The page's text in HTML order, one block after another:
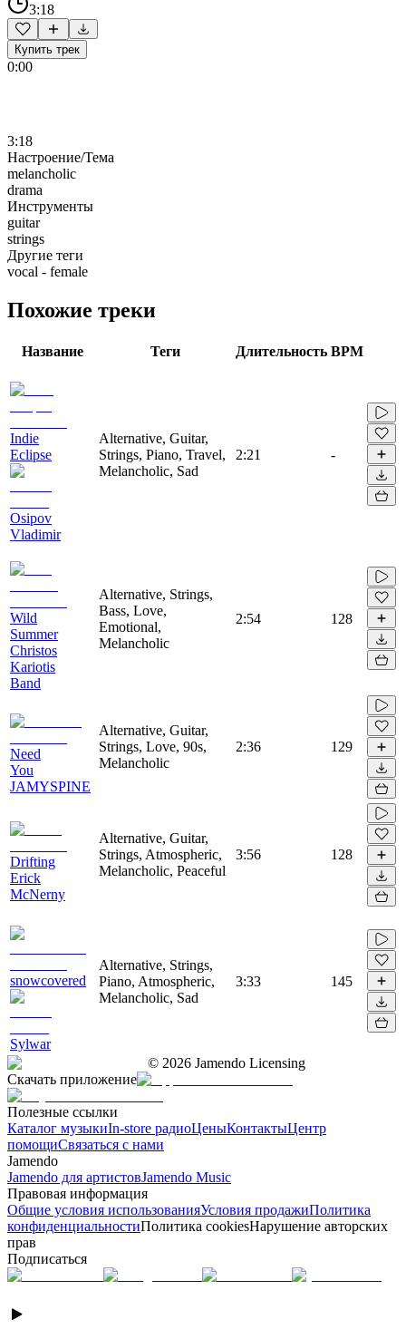
3:18
Купить трек
0:00
3:18
Настроение/Тема
melancholic
drama
Инструменты
guitar
strings
Другие теги
vocal - female
Похожие треки
Название Теги Длительность BPM
Indie
Eclipse
Osipov
Vladimir
Alternative, Guitar,
Strings, Piano, Travel,
Melancholic, Sad
2:21 -
Wild
Summer
Christos
Kariotis
Band
Alternative, Strings,
Bass, Love,
Emotional,
Melancholic
2:54 128
Need
You
JAMYSPINE
Alternative, Guitar,
Strings, Love, 90s,
Melancholic
2:36 129
Drifting
Erick
McNerny
Alternative, Guitar,
Strings, Atmospheric,
Melancholic, Peaceful
3:56 128
snowcovered
Sylwar
Alternative, Strings,
Piano, Atmospheric,
Melancholic, Sad
3:33 145
© 2026 Jamendo Licensing
Скачать приложение
Полезные ссылки
Каталог музыкиIn-store радиоЦеныКонтактыЦентр
помощиСвязаться с нами
Jamendo
Jamendo для артистовJamendo Music
Правовая информация
Общие условия использованияУсловия продажиПолитика
конфиденциальностиПолитика cookiesНарушение авторских
прав
Подписаться